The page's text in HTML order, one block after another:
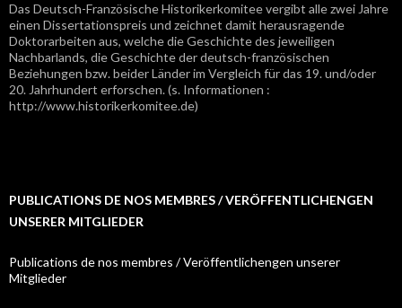
Das Deutsch-Französische Historikerkomitee vergibt alle zwei Jahre
einen Dissertationspreis und zeichnet damit herausragende
Doktorarbeiten aus, welche die Geschichte des jeweiligen
Nachbarlands, die Geschichte der deutsch-französischen
Beziehungen bzw. beider Länder im Vergleich für das 19. und/oder
20. Jahrhundert erforschen. (s. Informationen :
http://www.historikerkomitee.de)
PUBLICATIONS DE NOS MEMBRES / VERÖFFENTLICHENGEN
UNSERER MITGLIEDER
Publications de nos membres / Veröffentlichengen unserer
Mitglieder